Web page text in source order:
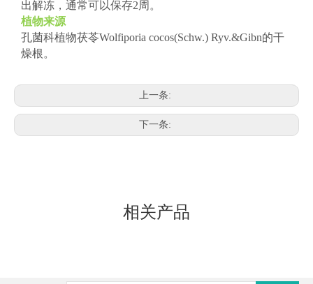
出解冻，通常可以保存2周。
植物来源
孔菌科植物茯苓Wolfiporia cocos(Schw.) Ryv.&Gibn的干
燥根。
上一条:
下一条:
相关产品